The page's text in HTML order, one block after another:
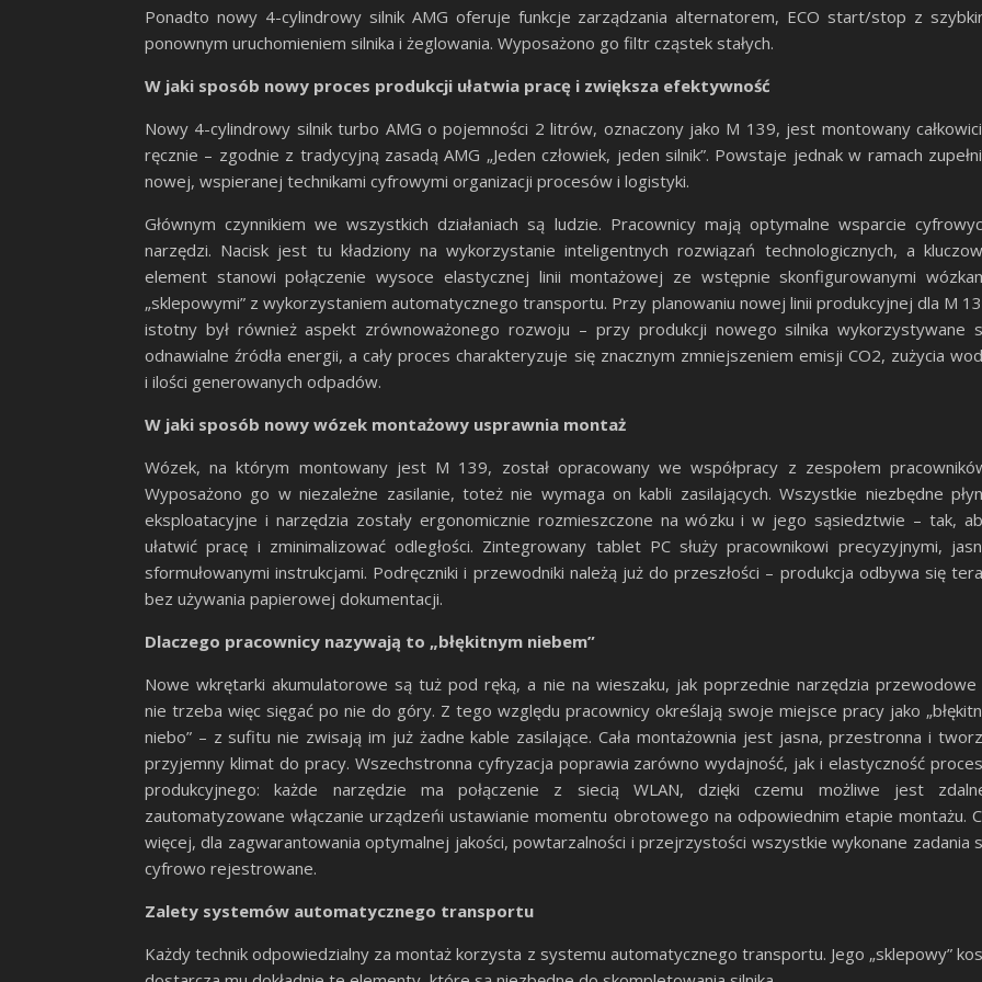
Ponadto nowy 4-cylindrowy silnik AMG oferuje funkcje zarządzania alternatorem, ECO start/stop z
ponownym uruchomieniem silnika i żeglowania. Wyposażono go filtr cząstek stałych.
W jaki sposób nowy proces produkcji ułatwia pracę i zwiększa efektywność
Nowy 4-cylindrowy silnik turbo AMG o pojemności 2 litrów, oznaczony jako M 139, jest montowany
ręcznie – zgodnie z tradycyjną zasadą AMG „Jeden człowiek, jeden silnik”. Powstaje jednak w ramach
nowej, wspieranej technikami cyfrowymi organizacji procesów i logistyki.
Głównym czynnikiem we wszystkich działaniach są ludzie. Pracownicy mają optymalne wsparcie
narzędzi. Nacisk jest tu kładziony na wykorzystanie inteligentnych rozwiązań technologicznych, a
element stanowi połączenie wysoce elastycznej linii montażowej ze wstępnie skonfigurowanymi
„sklepowymi” z wykorzystaniem automatycznego transportu. Przy planowaniu nowej linii produkcyjnej dla M
istotny był również aspekt zrównoważonego rozwoju – przy produkcji nowego silnika wykorzystywane
odnawialne źródła energii, a cały proces charakteryzuje się znacznym zmniejszeniem emisji CO2, zużycia
i ilości generowanych odpadów.
W jaki sposób nowy wózek montażowy usprawnia montaż
Wózek, na którym montowany jest M 139, został opracowany we współpracy z zespołem
Wyposażono go w niezależne zasilanie, toteż nie wymaga on kabli zasilających. Wszystkie niezbędne
eksploatacyjne i narzędzia zostały ergonomicznie rozmieszczone na wózku i w jego sąsiedztwie – tak,
ułatwić pracę i zminimalizować odległości. Zintegrowany tablet PC służy pracownikowi precyzyjnymi,
sformułowanymi instrukcjami. Podręczniki i przewodniki należą już do przeszłości – produkcja odbywa się
bez używania papierowej dokumentacji.
Dlaczego pracownicy nazywają to „błękitnym niebem”
Nowe wkrętarki akumulatorowe są tuż pod ręką, a nie na wieszaku, jak poprzednie narzędzia przewodowe
nie trzeba więc sięgać po nie do góry. Z tego względu pracownicy określają swoje miejsce pracy jako
niebo” – z sufitu nie zwisają im już żadne kable zasilające. Cała montażownia jest jasna, przestronna i
przyjemny klimat do pracy. Wszechstronna cyfryzacja poprawia zarówno wydajność, jak i elastyczność
produkcyjnego: każde narzędzie ma połączenie z siecią WLAN, dzięki czemu możliwe jest
zautomatyzowane włączanie urządzeńi ustawianie momentu obrotowego na odpowiednim etapie montażu.
więcej, dla zagwarantowania optymalnej jakości, powtarzalności i przejrzystości wszystkie wykonane zadania
cyfrowo rejestrowane.
Zalety systemów automatycznego transportu
Każdy technik odpowiedzialny za montaż korzysta z systemu automatycznego transportu. Jego „sklepowy”